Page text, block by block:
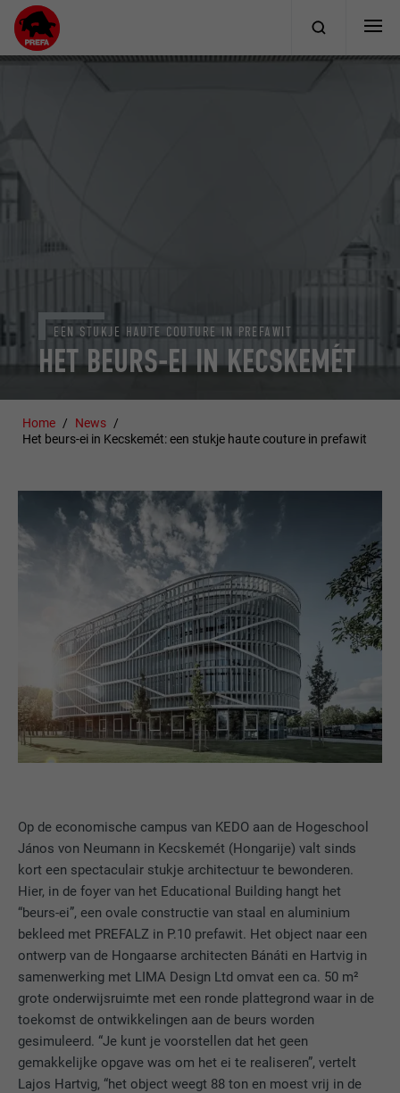
HET BEURS-EI IN KECSKEMÉT
EEN STUKJE HAUTE COUTURE IN PREFAWIT
Home
News
Het beurs-ei in Kecskemét: een stukje haute couture in prefawit
Op de economische campus van KEDO aan de Hogeschool
János von Neumann in Kecskemét (Hongarije) valt sinds
kort een spectaculair stukje architectuur te bewonderen.
Hier, in de foyer van het Educational Building hangt het
“beurs-ei”, een ovale constructie van staal en aluminium
bekleed met PREFALZ in P.10 prefawit. Het object naar een
ontwerp van de Hongaarse architecten Bánáti en Hartvig in
samenwerking met LIMA Design Ltd omvat een ca. 50 m²
grote onderwijsruimte met een ronde plattegrond waar in de
toekomst de ontwikkelingen aan de beurs worden
gesimuleerd. “Je kunt je voorstellen dat het geen
gemakkelijke opgave was om het ei te realiseren”, vertelt
Lajos Hartvig, “het object weegt 88 ton en moest vrij in de